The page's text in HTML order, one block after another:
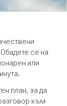
Обадете се на
или
план, за да
към